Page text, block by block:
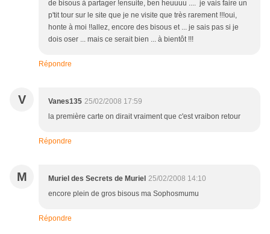
de bisous à partager !ensuite, ben heuuuu .... je vais faire un
p'tit tour sur le site que je ne visite que très rarement !!!oui,
honte à moi !!allez, encore des bisous et ... je sais pas si je
dois oser ... mais ce serait bien ... à bientôt !!!
Répondre
V Vanes135 25/02/2008 17:59
la première carte on dirait vraiment que c'est vraibon retour
Répondre
M Muriel des Secrets de Muriel 25/02/2008 14:10
encore plein de gros bisous ma Sophosmumu
Répondre